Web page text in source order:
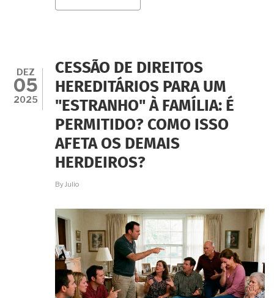
DOEI
REVERSÃO
E
O
DONATÁRIO
FALECEU.
PRECISO
PAGAR
NOVO
ITCMD
PELA
OCORRÊNCIA
DEZ
05
2025
CESSÃO DE DIREITOS
HEREDITÁRIOS PARA UM
"ESTRANHO" À FAMÍLIA: É
PERMITIDO? COMO ISSO
AFETA OS DEMAIS
HERDEIROS?
ByJulio